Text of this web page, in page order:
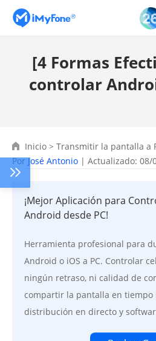
[4 Formas
controlar
Inicio > Transmitir la pantalla a
PorJosé Antonio | Actualizado: 08/
¡Mejor Aplicación para
Android desde PC!
Herramienta profesional para
Android o iOS a PC. Controlar
ningún retraso, ni calidad de
compartir la pantalla en tiempo
distribución en directo y